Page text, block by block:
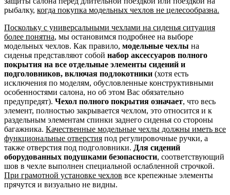
рыбалку, когда покупка модельных чехлов не целесообразна.
Поскольку с универсальными чехлами на сиденья ситуация
более понятна, мы остановимся подробнее на выборе
модельных чехлов. Как правило, модельные чехлы на
сиденья представляют собой набор аксессуаров полного
покрытия на все отдельные элементы сидений и
подголовников, включая подлокотники (хотя есть
исключения по моделям, обусловленные конструктивными
особенностями салона, но об этом Вас обязательно
предупредят). Чехол полного покрытия означает, что весь
элемент, полностью закрывается чехлом, это относится и к
раздельным элементам спинки заднего сиденья со стороны
багажника. Качественные модельные чехлы должны иметь все
функциональные отверстия под регулировочные ручки, а
также отверстия под подголовники. Для сидений
оборудованных подушками безопасности, соответствующий
шов в чехле выполнен специальной ослабленной строчкой.
При грамотной установке чехлов все крепежные элементы
прячутся и визуально не видны.